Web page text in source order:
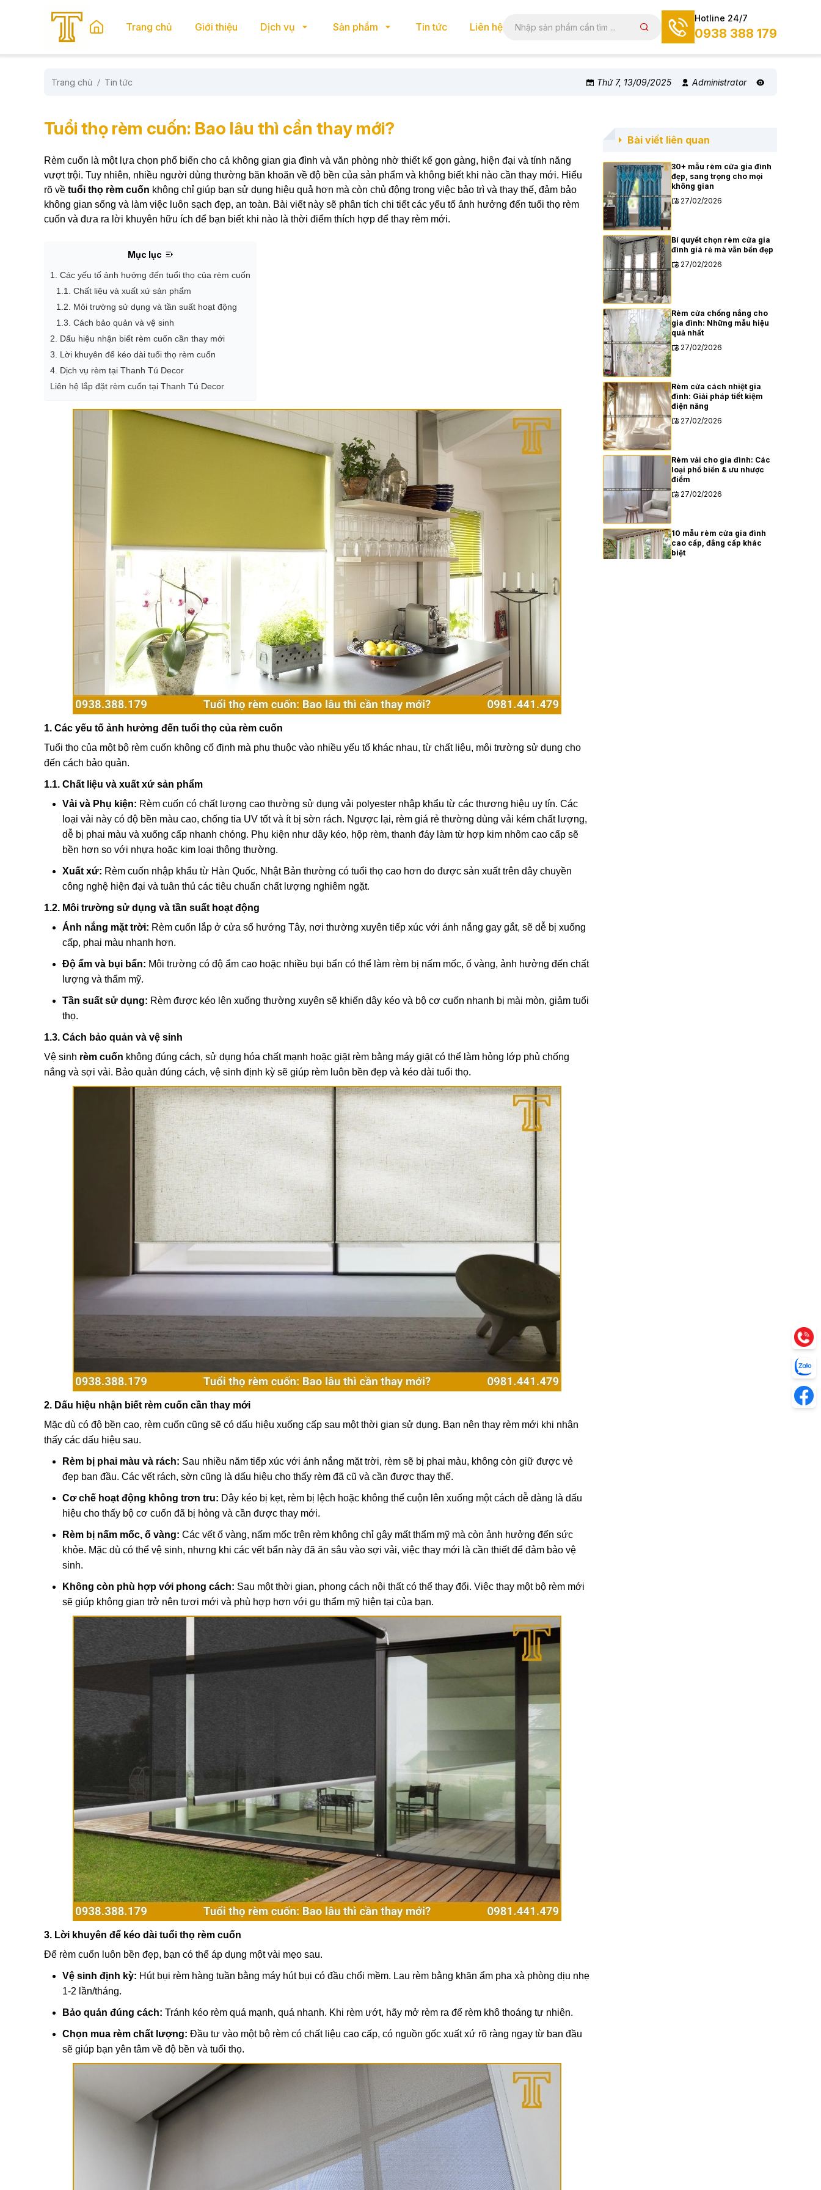
Trang chủ Giới thiệu Dịch vụ Sản phẩm Tin tức Liên hệ
Hotline 24/7
0938 388 179
Trang chủ Tin tức Thứ 7, 13/09/2025 Administrator
Tuổi thọ rèm cuốn: Bao lâu thì cần thay mới?
Rèm cuốn là một lựa chọn phổ biến cho cả không gian gia đình và văn phòng nhờ thiết kế gọn gàng, hiện đại và tính năng
vượt trội. Tuy nhiên, nhiều người dùng thường băn khoăn về độ bền của sản phẩm và không biết khi nào cần thay mới. Hiểu
rõ về tuổi thọ rèm cuốn không chỉ giúp bạn sử dụng hiệu quả hơn mà còn chủ động trong việc bảo trì và thay thế, đảm bảo
không gian sống và làm việc luôn sạch đẹp, an toàn. Bài viết này sẽ phân tích chi tiết các yếu tố ảnh hưởng đến tuổi thọ rèm
cuốn và đưa ra lời khuyên hữu ích để bạn biết khi nào là thời điểm thích hợp để thay rèm mới.
Mục lục
1. Các yếu tố ảnh hưởng đến tuổi thọ của rèm cuốn
1.1. Chất liệu và xuất xứ sản phẩm
1.2. Môi trường sử dụng và tần suất hoạt động
1.3. Cách bảo quản và vệ sinh
2. Dấu hiệu nhận biết rèm cuốn cần thay mới
3. Lời khuyên để kéo dài tuổi thọ rèm cuốn
4. Dịch vụ rèm tại Thanh Tú Decor
Liên hệ lắp đặt rèm cuốn tại Thanh Tú Decor
1. Các yếu tố ảnh hưởng đến tuổi thọ của rèm cuốn
Tuổi thọ của một bộ rèm cuốn không cố định mà phụ thuộc vào nhiều yếu tố khác nhau, từ chất liệu, môi trường sử dụng cho
đến cách bảo quản.
1.1. Chất liệu và xuất xứ sản phẩm
Vải và Phụ kiện: Rèm cuốn có chất lượng cao thường sử dụng vải polyester nhập khẩu từ các thương hiệu uy tín. Các
loại vải này có độ bền màu cao, chống tia UV tốt và ít bị sờn rách. Ngược lại, rèm giá rẻ thường dùng vải kém chất lượng,
dễ bị phai màu và xuống cấp nhanh chóng. Phụ kiện như dây kéo, hộp rèm, thanh đáy làm từ hợp kim nhôm cao cấp sẽ
bền hơn so với nhựa hoặc kim loại thông thường.
Xuất xứ: Rèm cuốn nhập khẩu từ Hàn Quốc, Nhật Bản thường có tuổi thọ cao hơn do được sản xuất trên dây chuyền
công nghệ hiện đại và tuân thủ các tiêu chuẩn chất lượng nghiêm ngặt.
1.2. Môi trường sử dụng và tần suất hoạt động
Ánh nắng mặt trời: Rèm cuốn lắp ở cửa sổ hướng Tây, nơi thường xuyên tiếp xúc với ánh nắng gay gắt, sẽ dễ bị xuống
cấp, phai màu nhanh hơn.
Độ ẩm và bụi bẩn: Môi trường có độ ẩm cao hoặc nhiều bụi bẩn có thể làm rèm bị nấm mốc, ố vàng, ảnh hưởng đến chất
lượng và thẩm mỹ.
Tần suất sử dụng: Rèm được kéo lên xuống thường xuyên sẽ khiến dây kéo và bộ cơ cuốn nhanh bị mài mòn, giảm tuổi
thọ.
1.3. Cách bảo quản và vệ sinh
Vệ sinh rèm cuốn không đúng cách, sử dụng hóa chất mạnh hoặc giặt rèm bằng máy giặt có thể làm hỏng lớp phủ chống
nắng và sợi vải. Bảo quản đúng cách, vệ sinh định kỳ sẽ giúp rèm luôn bền đẹp và kéo dài tuổi thọ.
2. Dấu hiệu nhận biết rèm cuốn cần thay mới
Mặc dù có độ bền cao, rèm cuốn cũng sẽ có dấu hiệu xuống cấp sau một thời gian sử dụng. Bạn nên thay rèm mới khi nhận
thấy các dấu hiệu sau.
Rèm bị phai màu và rách: Sau nhiều năm tiếp xúc với ánh nắng mặt trời, rèm sẽ bị phai màu, không còn giữ được vẻ
đẹp ban đầu. Các vết rách, sờn cũng là dấu hiệu cho thấy rèm đã cũ và cần được thay thế.
Cơ chế hoạt động không trơn tru: Dây kéo bị kẹt, rèm bị lệch hoặc không thể cuộn lên xuống một cách dễ dàng là dấu
hiệu cho thấy bộ cơ cuốn đã bị hỏng và cần được thay mới.
Rèm bị nấm mốc, ố vàng: Các vết ố vàng, nấm mốc trên rèm không chỉ gây mất thẩm mỹ mà còn ảnh hưởng đến sức
khỏe. Mặc dù có thể vệ sinh, nhưng khi các vết bẩn này đã ăn sâu vào sợi vải, việc thay mới là cần thiết để đảm bảo vệ
sinh.
Không còn phù hợp với phong cách: Sau một thời gian, phong cách nội thất có thể thay đổi. Việc thay một bộ rèm mới
sẽ giúp không gian trở nên tươi mới và phù hợp hơn với gu thẩm mỹ hiện tại của bạn.
3. Lời khuyên để kéo dài tuổi thọ rèm cuốn
Để rèm cuốn luôn bền đẹp, bạn có thể áp dụng một vài mẹo sau.
Vệ sinh định kỳ: Hút bụi rèm hàng tuần bằng máy hút bụi có đầu chổi mềm. Lau rèm bằng khăn ẩm pha xà phòng dịu nhẹ
1-2 lần/tháng.
Bảo quản đúng cách: Tránh kéo rèm quá mạnh, quá nhanh. Khi rèm ướt, hãy mở rèm ra để rèm khô thoáng tự nhiên.
Chọn mua rèm chất lượng: Đầu tư vào một bộ rèm có chất liệu cao cấp, có nguồn gốc xuất xứ rõ ràng ngay từ ban đầu
sẽ giúp bạn yên tâm về độ bền và tuổi thọ.
Bài viết liên quan
30+ mẫu rèm cửa gia đình
đẹp, sang trọng cho mọi
không gian
27/02/2026
Bí quyết chọn rèm cửa gia
đình giá rẻ mà vẫn bền đẹp
27/02/2026
Rèm cửa chống nắng cho
gia đình: Những mẫu hiệu
quả nhất
27/02/2026
Rèm cửa cách nhiệt gia
đình: Giải pháp tiết kiệm
điện năng
27/02/2026
Rèm vải cho gia đình: Các
loại phổ biến & ưu nhược
điểm
27/02/2026
10 mẫu rèm cửa gia đình
cao cấp, đẳng cấp khác
biệt